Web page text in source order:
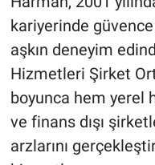
kariyerinde güvence
aşkın deneyim
Hizmetleri Şirket
boyunca hem yerel
ve finans dışı
arzlarını